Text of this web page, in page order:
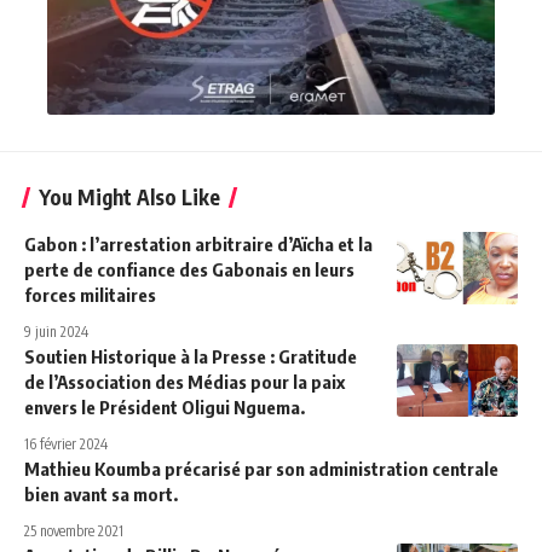
You Might Also Like
Gabon : l’arrestation arbitraire d’Aïcha et la
perte de confiance des Gabonais en leurs
forces militaires
9 juin 2024
Soutien Historique à la Presse : Gratitude
de l’Association des Médias pour la paix
envers le Président Oligui Nguema.
16 février 2024
Mathieu Koumba précarisé par son administration centrale
bien avant sa mort.
25 novembre 2021